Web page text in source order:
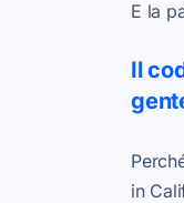
E la
Il
in